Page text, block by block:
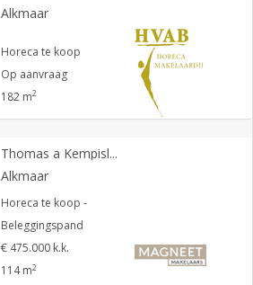
Alkmaar
Horeca te koop
Op aanvraag
182 m2
Thomas a Kempislaan 62
Alkmaar
Horeca te koop -
Beleggingspand
€ 475.000 k.k.
114 m2